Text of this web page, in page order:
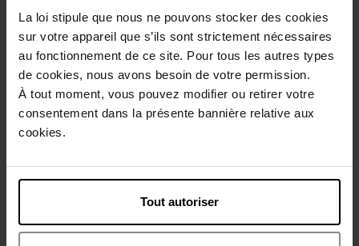
La loi stipule que nous ne pouvons stocker des cookies
sur votre appareil que s’ils sont strictement nécessaires
au fonctionnement de ce site. Pour tous les autres types
de cookies, nous avons besoin de votre permission.
À tout moment, vous pouvez modifier ou retirer votre
consentement dans la présente bannière relative aux
cookies.
Tout autoriser
BE DELICIOUS + GEL
DOUCHE
Coffret
89,50 € Ajouter
Coffret lapidus pour homme
cool night
Coffret
101,90 € Ajouter